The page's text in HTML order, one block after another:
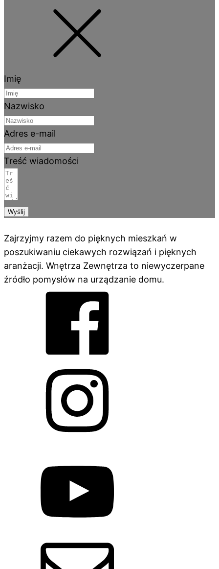
Imię
Nazwisko
Adres e-mail
Treść wiadomości
Wyślij
Zajrzyjmy razem do pięknych mieszkań w
poszukiwaniu ciekawych rozwiązań i pięknych
aranżacji. Wnętrza Zewnętrza to niewyczerpane
źródło pomysłów na urządzanie domu.